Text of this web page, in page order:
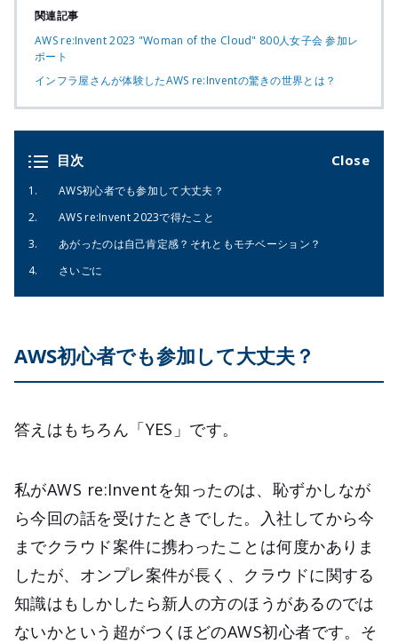
関連記事
AWS re:Invent 2023 "Woman of the Cloud" 800人女子会 参加レ
ポート
インフラ屋さんが体験したAWS re:Inventの驚きの世界とは？
目次
AWS初心者でも参加して大丈夫？
AWS re:Invent 2023で得たこと
あがったのは自己肯定感？それともモチベーション？
さいごに
AWS初心者でも参加して大丈夫？
答えはもちろん「YES」です。
私がAWS re:Inventを知ったのは、恥ずかしなが
ら今回の話を受けたときでした。入社してから今
までクラウド案件に携わったことは何度かありま
したが、オンプレ案件が長く、クラウドに関する
知識はもしかしたら新人の方のほうがあるのでは
ないかという超がつくほどのAWS初心者です。そ